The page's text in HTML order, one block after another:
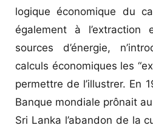
logique économique du
également à l’extraction
sources d’énergie,
calculs économiques les
permettre de l’illustrer. En
Banque mondiale prônait au
Sri Lanka l’abandon de la